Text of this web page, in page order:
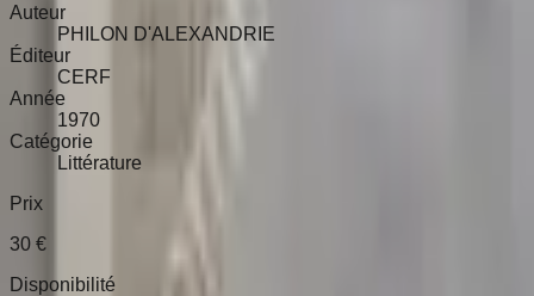
Auteur
PHILON D'ALEXANDRIE
Éditeur
CERF
Année
1970
Catégorie
Littérature
Prix
30 €
Disponibilité